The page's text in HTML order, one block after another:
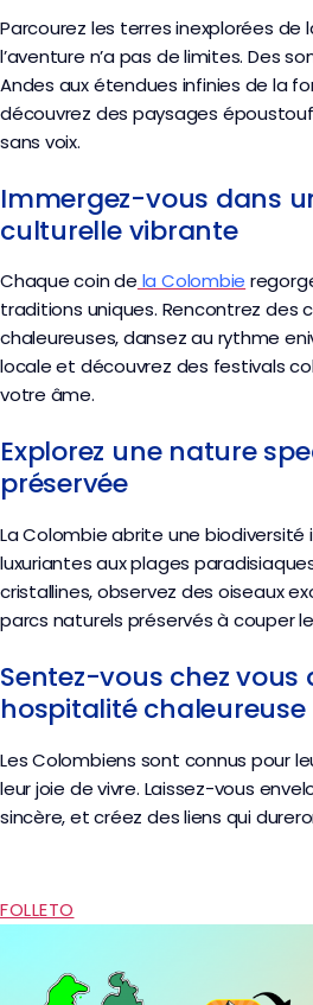
Parcourez les terres inexplorées de
l’aventure n’a pas de limites. Des
Andes aux étendues infinies de la
découvrez des paysages
sans voix.
Immergez-vous dans
culturelle vibrante
Chaque coin de la Colombie
traditions uniques. Rencontrez des
chaleureuses, dansez au rythme
locale et découvrez des festivals
votre âme.
Explorez une nature
préservée
La Colombie abrite une biodiversité
luxuriantes aux plages
cristallines, observez des oiseaux
parcs naturels préservés à couper
Sentez-vous chez vous
hospitalité chaleureuse
Les Colombiens sont connus pour
leur joie de vivre. Laissez-vous
sincère, et créez des liens qui
FOLLETO